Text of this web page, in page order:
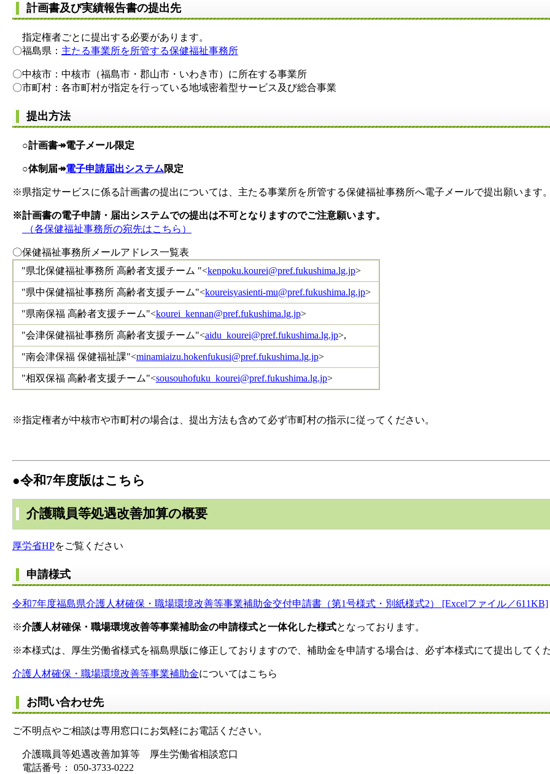
計画書及び実績報告書の提出先
指定権者ごとに提出する必要があります。
〇福島県： 主たる事業所を所管する保健福祉事務所
〇中核市：中核市（福島市・郡山市・いわき市）に所在する事業所
〇市町村：各市町村が指定を行っている地域密着型サービス及び総合事業
提出方法
○計画書↠電子メール限定
○体制届↠電子申請届出システム限定
※県指定サービスに係る計画書の提出については、主たる事業所を所管する保健福祉事務所へ電子メールで提出願います
※計画書の電子申請・届出システムでの提出は不可となりますのでご注意願います。
（各保健福祉事務所の宛先はこちら）
〇保健福祉事務所メールアドレス一覧表
"県北保健福祉事務所 高齢者支援チーム "<kenpoku.kourei@pref.fukushima.lg.jp>
"県中保健福祉事務所 高齢者支援チーム"<koureisyasienti-mu@pref.fukushima.lg.jp>
"県南保福 高齢者支援チーム"<kourei_kennan@pref.fukushima.lg.jp>
"会津保健福祉事務所 高齢者支援チーム"<aidu_kourei@pref.fukushima.lg.jp>,
"南会津保福 保健福祉課"<minamiaizu.hokenfukusi@pref.fukushima.lg.jp>
"相双保福 高齢者支援チーム"<sousouhofuku_kourei@pref.fukushima.lg.jp>
※指定権者が中核市や市町村の場合は、提出方法も含めて必ず市町村の指示に従ってください。
●令和7年度版はこちら
介護職員等処遇改善加算の概要
厚労省HPをご覧ください
申請様式
令和7年度福島県介護人材確保・職場環境改善等事業補助金交付申請書（第1号様式・別紙様式2） [Excelファイル／611KB]
※介護人材確保・職場環境改善等事業補助金の申請様式と一体化した様式となっております。
※本様式は、厚生労働省様式を福島県版に修正しておりますので、補助金を申請する場合は、必ず本様式にて提出してく
介護人材確保・職場環境改善等事業補助金についてはこちら
お問い合わせ先
ご不明点やご相談は専用窓口にお気軽にお電話ください。
介護職員等処遇改善加算等 厚生労働省相談窓口
電話番号： 050-3733-0222